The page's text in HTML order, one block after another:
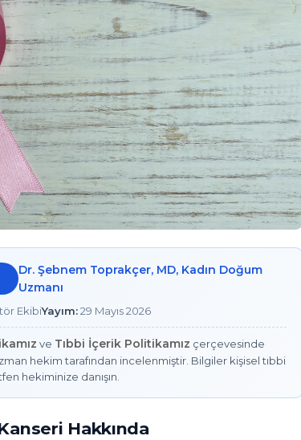
Dr. Şebnem Toprakçer, MD, Kadın Doğum
Uzmanı
EkibiYayım:29 Mayıs 2026
ve Tıbbi İçerik Politikamız çerçevesinde
hekim tarafından incelenmiştir. Bilgiler kişisel tıbbi
hekiminize danışın.
Hakkında